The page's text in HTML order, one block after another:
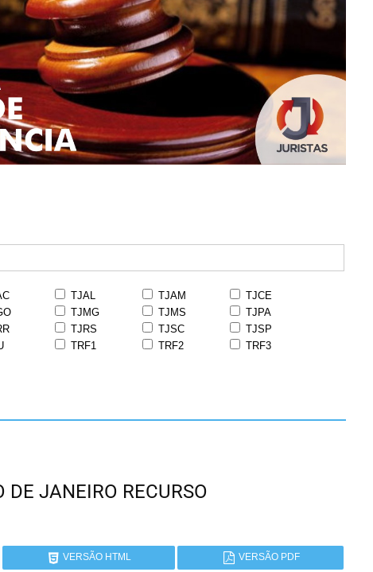
TJAL TJAM
TJCE
TJMG TJMS
TJPA
TJRS TJSC
TJSP
TRF1 TRF2
TRF3
JANEIRO RECURSO
VERSÃO HTML VERSÃO PDF